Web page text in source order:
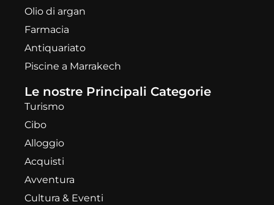
Olio di argan
Farmacia
Antiquariato
Piscine a Marrakech
Le nostre Principali Categorie
Turismo
Cibo
Alloggio
Acquisti
Avventura
Cultura & Eventi